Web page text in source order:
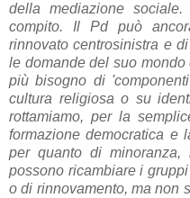
della mediazione
compito. Il Pd può
rinnovato centrosinistra e
le domande del suo
più bisogno di
cultura religiosa o su
rottamiamo, per la
formazione democratica e
per quanto di minoranza,
possono ricambiare i
o di rinnovamento, ma non